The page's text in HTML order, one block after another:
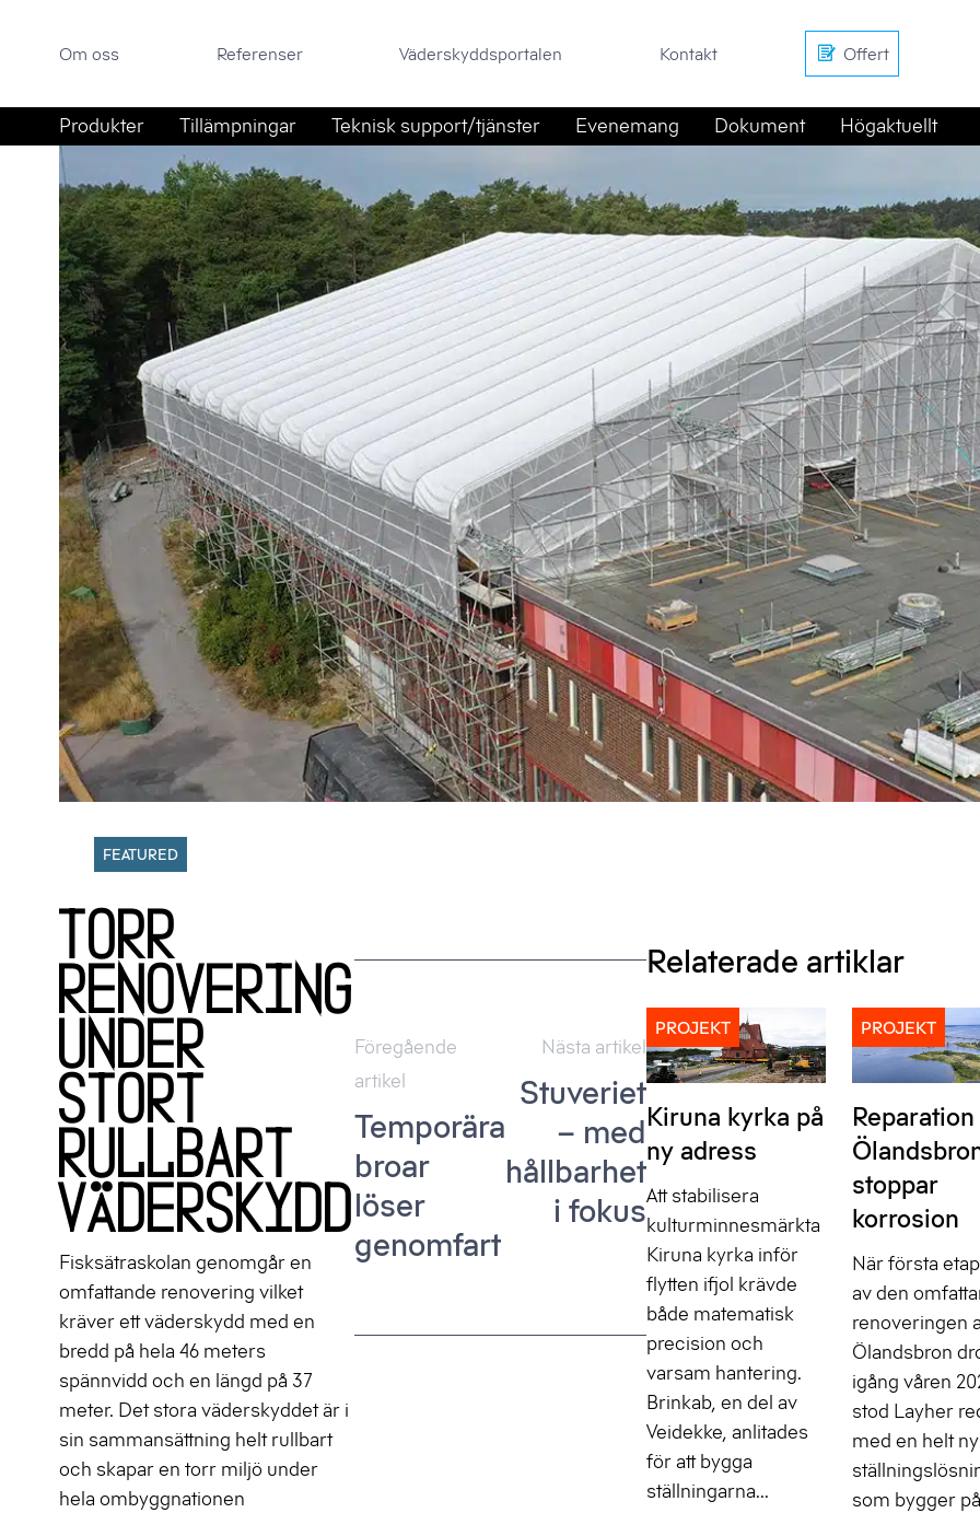
Om oss Referenser Väderskyddsportalen Kontakt Offert
Produkter
Tillämpningar Teknisk support/tjänster Evenemang Dokument Högaktuellt
FEATURED
Torr
renovering
under
stort
rullbart
väderskydd
Fisksätraskolan genomgår en
omfattande renovering vilket
kräver ett väderskydd med en
bredd på hela 46 meters
spännvidd och en längd på 37
meter. Det stora väderskyddet är i
sin sammansättning helt rullbart
och skapar en torr miljö under
hela ombyggnationen
Inläggsnavigering
Föregående
artikel
Temporära
broar
löser
genomfart
Nästa artikel
Stuveriet
– med
hållbarhet
i fokus
Relaterade artiklar
PROJEKT
Kiruna kyrka på
ny adress
Att stabilisera
kulturminnesmärkta
Kiruna kyrka inför
flytten ifjol krävde
både matematisk
precision och
varsam hantering.
Brinkab, en del av
Veidekke, anlitades
för att bygga
ställningarna...
PROJEKT
Reparation
stoppar
korrosion
När första
av den
renoveringen
Ölandsbron
igång våren
stod Layher
med en helt ny
som bygger